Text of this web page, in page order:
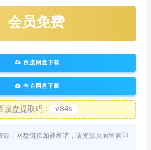
会员免费
百度网盘下载
夸克网盘下载
度盘提取码： v84s
源，网盘链接如被和谐，请资源页面留言即